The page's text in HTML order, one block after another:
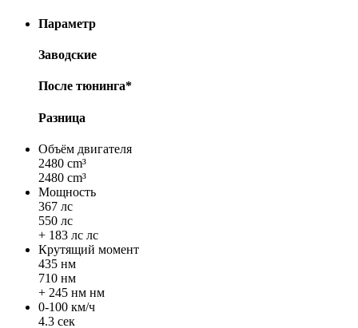
Параметр
Заводские
После тюнинга*
Разница
Объём двигателя
2480 cm³
2480 cm³
Мощность
367 лс
550 лс
+ 183 лс лс
Крутящий момент
435 нм
710 нм
+ 245 нм нм
0-100 км/ч
4.3 сек